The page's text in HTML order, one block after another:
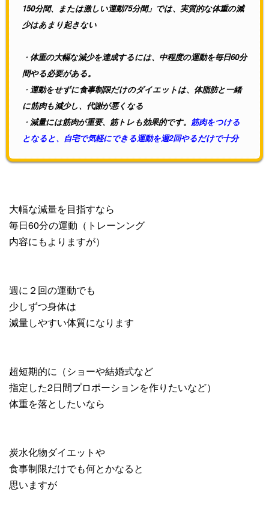
150分間、または激しい運動75分間」では、実質的な体重の減
少はあまり起きない
・ 体重の大幅な減少を達成するには、中程度の運動を毎日60分
間やる必要がある。
・ 運動をせずに食事制限だけのダイエットは、体脂肪と一緒
に筋肉も減少し、代謝が悪くなる
・ 減量には筋肉が重要、筋トレも効果的です。 筋肉をつける
となると、自宅で気軽にできる運動を週2回やるだけで十分
大幅な減量を目指すなら
毎日60分の運動（トレーンング
内容にもよりますが）
週に２回の運動でも
少しずつ身体は
減量しやすい体質になります
超短期的に（ショーや結婚式など
指定した2日間プロポーションを作りたいなど）
体重を落としたいなら
炭水化物ダイエットや
食事制限だけでも何とかなると
思いますが